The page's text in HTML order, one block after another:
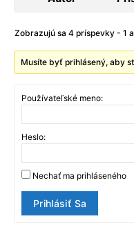
Zobrazujú sa 4 príspevky - 1
Musíte byť prihlásený, aby
Používateľské meno:
Heslo:
Nechať ma prihláseného
Prihlásiť Sa